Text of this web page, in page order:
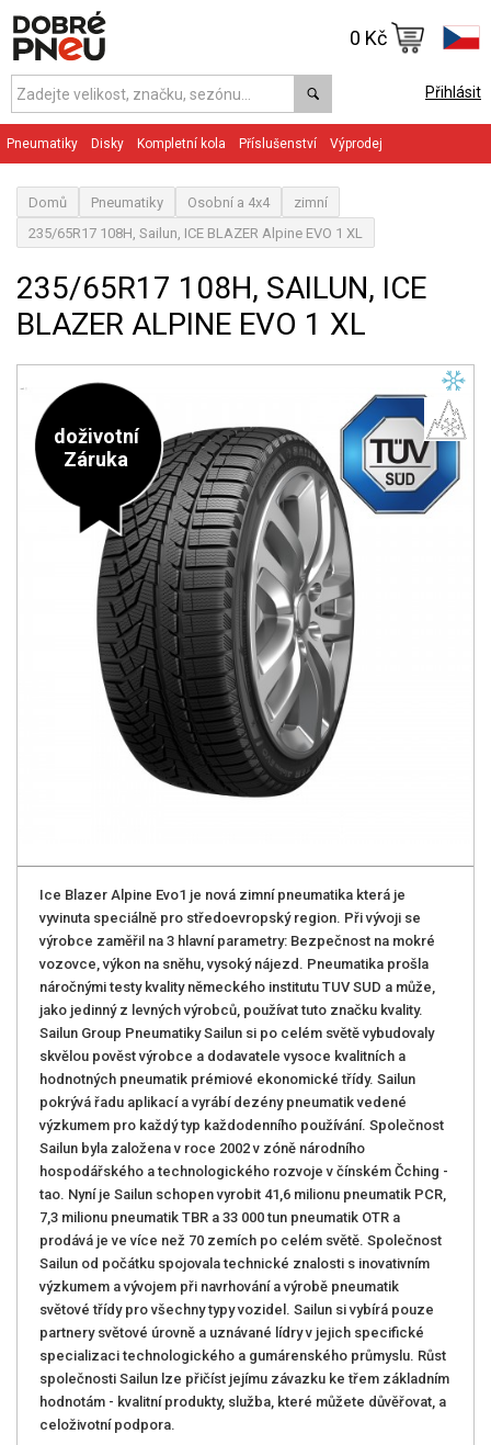
Přihlásit
0 Kč
Pneumatiky Disky Kompletní kola Příslušenství Výprodej
Domů Pneumatiky Osobní a 4x4
zimní
235/65R17 108H, Sailun, ICE BLAZER Alpine EVO 1 XL
235/65R17 108H, SAILUN, ICE
BLAZER ALPINE EVO 1 XL
doživotní
Záruka
Ice Blazer Alpine Evo1 je nová zimní pneumatika která je
vyvinuta speciálně pro středoevropský region. Při vývoji se
výrobce zaměřil na 3 hlavní parametry: Bezpečnost na mokré
vozovce, výkon na sněhu, vysoký nájezd. Pneumatika prošla
náročnými testy kvality německého institutu TUV SUD a může,
jako jedinný z levných výrobců, používat tuto značku kvality.
Sailun Group Pneumatiky Sailun si po celém světě vybudovaly
skvělou pověst výrobce a dodavatele vysoce kvalitních a
hodnotných pneumatik prémiové ekonomické třídy. Sailun
pokrývá řadu aplikací a vyrábí dezény pneumatik vedené
výzkumem pro každý typ každodenního používání. Společnost
Sailun byla založena v roce 2002 v zóně národního
hospodářského a technologického rozvoje v čínském Čching -
tao. Nyní je Sailun schopen vyrobit 41,6 milionu pneumatik PCR,
7,3 milionu pneumatik TBR a 33 000 tun pneumatik OTR a
prodává je ve více než 70 zemích po celém světě. Společnost
Sailun od počátku spojovala technické znalosti s inovativním
výzkumem a vývojem při navrhování a výrobě pneumatik
světové třídy pro všechny typy vozidel. Sailun si vybírá pouze
partnery světové úrovně a uznávané lídry v jejich specifické
specializaci technologického a gumárenského průmyslu. Růst
společnosti Sailun lze přičíst jejímu závazku ke třem základním
hodnotám - kvalitní produkty, služba, které můžete důvěřovat, a
celoživotní podpora.